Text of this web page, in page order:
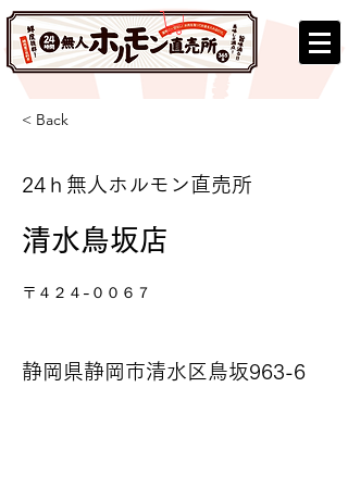
< Back
24ｈ無人ホルモン直売所
清水鳥坂店
〒４２４-００６７
静岡県静岡市清水区鳥坂963-6